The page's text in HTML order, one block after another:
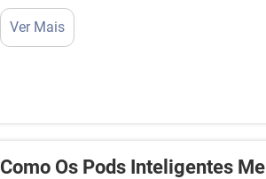
que, por vezes, dificulta a
Essas áreas especiais oferecem...
Ver Mais
Como Os Pods Inteligentes